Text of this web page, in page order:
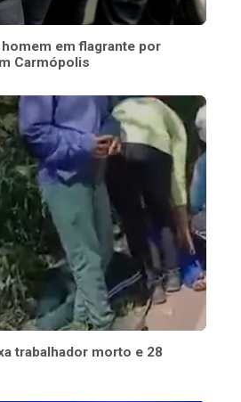
em flagrante por
Carmópolis
trabalhador morto e 28